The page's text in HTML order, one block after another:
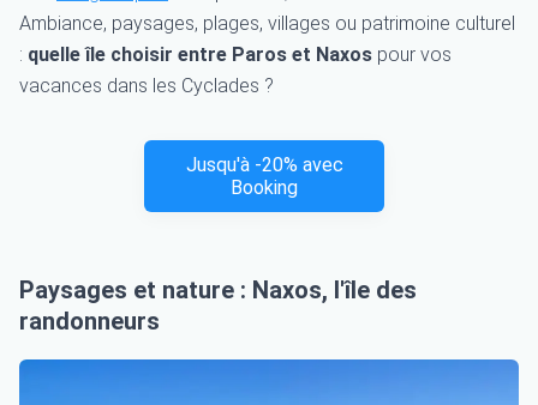
Ambiance, paysages, plages, villages ou patrimoine culturel
: quelle île choisir entre Paros et Naxos pour vos
vacances dans les Cyclades ?
Jusqu'à -20% avec
Booking
Paysages et nature : Naxos, l'île des
randonneurs